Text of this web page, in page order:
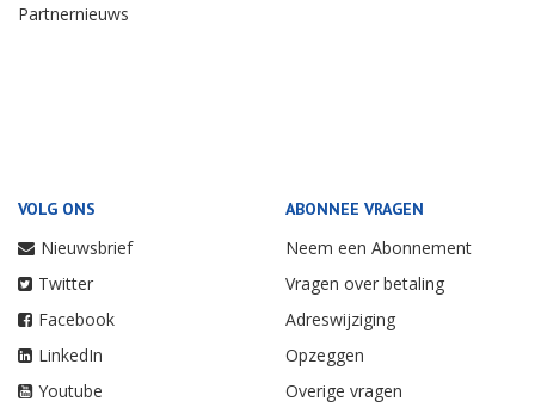
Partnernieuws
VOLG ONS
Nieuwsbrief
Twitter
Facebook
LinkedIn
Youtube
ABONNEE VRAGEN
Neem een Abonnement
Vragen over betaling
Adreswijziging
Opzeggen
Overige vragen